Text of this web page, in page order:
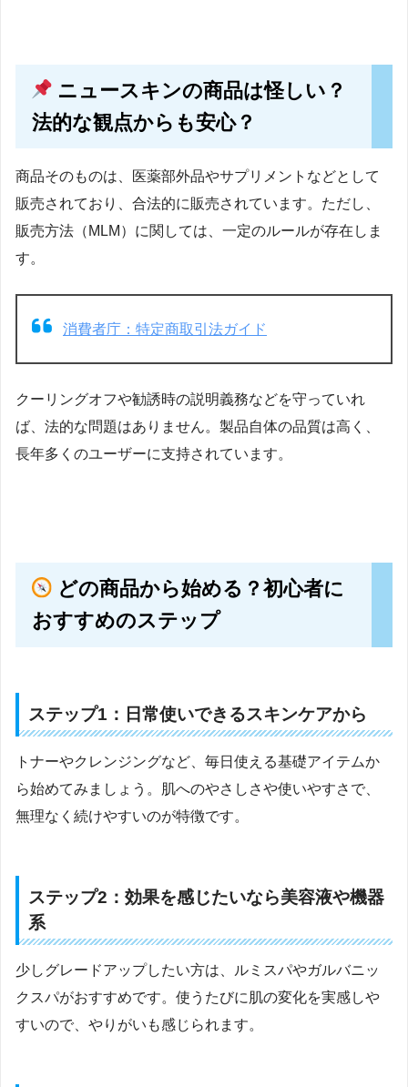
ニュースキンの商品は怪しい？
法的な観点からも安心？
商品そのものは、医薬部外品やサプリメントなどとして
販売されており、合法的に販売されています。ただし、
販売方法（MLM）に関しては、一定のルールが存在しま
す。
消費者庁：特定商取引法ガイド
クーリングオフや勧誘時の説明義務などを守っていれ
ば、法的な問題はありません。製品自体の品質は高く、
長年多くのユーザーに支持されています。
どの商品から始める？初心者に
おすすめのステップ
ステップ1：日常使いできるスキンケアから
トナーやクレンジングなど、毎日使える基礎アイテムか
ら始めてみましょう。肌へのやさしさや使いやすさで、
無理なく続けやすいのが特徴です。
ステップ2：効果を感じたいなら美容液や機器
系
少しグレードアップしたい方は、ルミスパやガルバニッ
クスパがおすすめです。使うたびに肌の変化を実感しや
すいので、やりがいも感じられます。